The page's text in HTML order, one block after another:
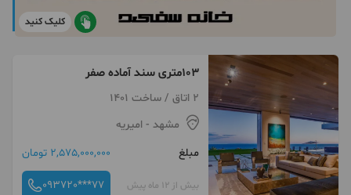
کلیک کنید
۱۰۳متری سند آماده صفر
2 اتاق / ساخت 1401
مشهد - امیریه
مبلغ
2,575,000,000 تومان
بیش از 12 ماه پیش 093720***77